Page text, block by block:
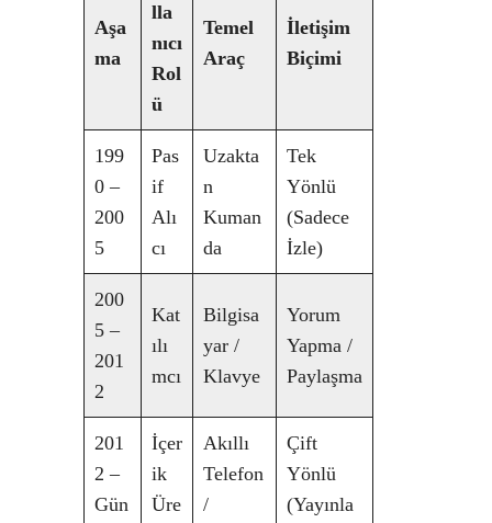
Aşa
ma
lla
nıcı
Rol
ü
Temel
Araç
İletişim
Biçimi
199
0 –
200
5
Pas
if
Alı
cı
Uzakta
n
Kuman
da
Tek
Yönlü
(Sadece
İzle)
200
5 –
201
2
Kat
ılı
mcı
Bilgisa
yar /
Klavye
Yorum
Yapma /
Paylaşma
201
2 –
Gün
İçer
ik
Üre
Akıllı
Telefon
/
Çift
Yönlü
(Yayınla